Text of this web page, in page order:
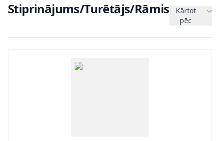
Stiprinājums/Turētājs/Rāmis
Kārtot
pēc